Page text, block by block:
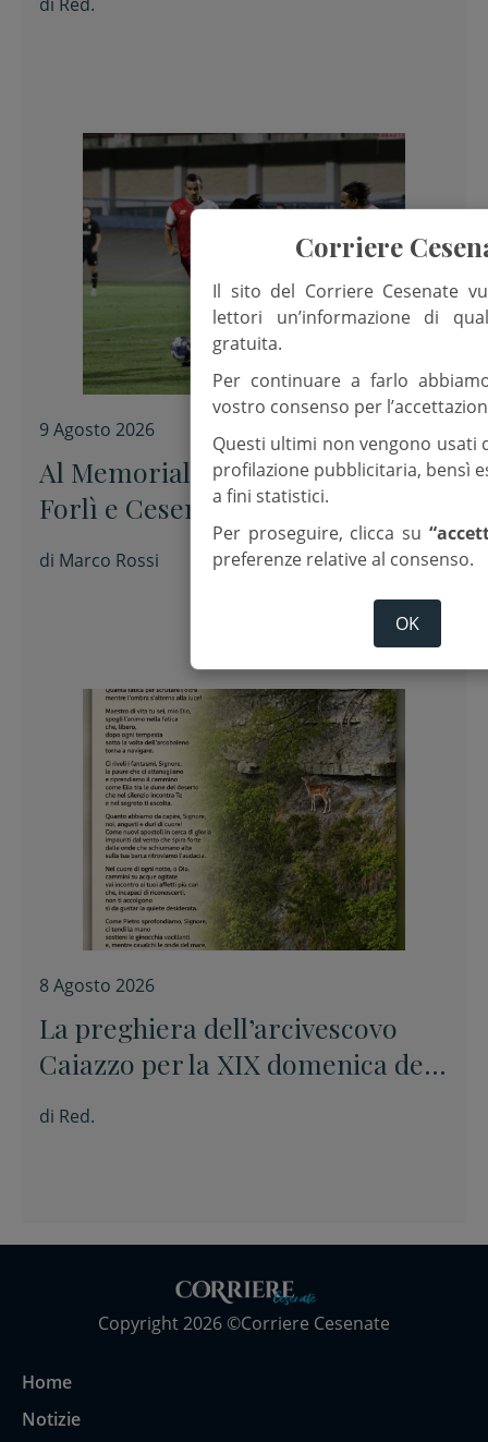
di Red.
9 Agosto 2026
Al Memorial “Sirotti” 0-0 tra
Forlì e Cesena
di Marco Rossi
8 Agosto 2026
La preghiera dell’arcivescovo
Caiazzo per la XIX domenica del
Tempo ordinario
di Red.
Copyright 2026 ©Corriere Cesenate
Home
Notizie
Corriere
Il sito del Corriere Cesenate
lettori un’informazione di
gratuita.
Per continuare a farlo
vostro consenso per
Questi ultimi non vengono usati
profilazione pubblicitaria, bensì
a fini statistici.
Per proseguire, clicca su
preferenze relative al consenso.
OK